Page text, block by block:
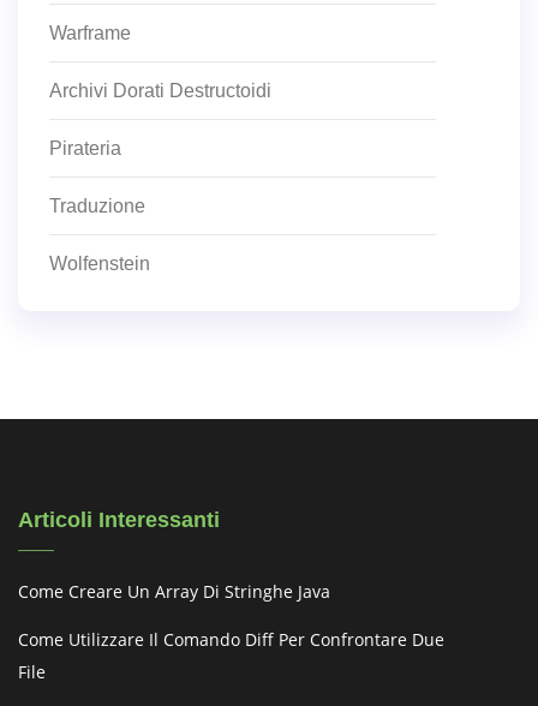
Warframe
Archivi Dorati Destructoidi
Pirateria
Traduzione
Wolfenstein
Articoli Interessanti
Come Creare Un Array Di Stringhe Java
Come Utilizzare Il Comando Diff Per Confrontare Due
File